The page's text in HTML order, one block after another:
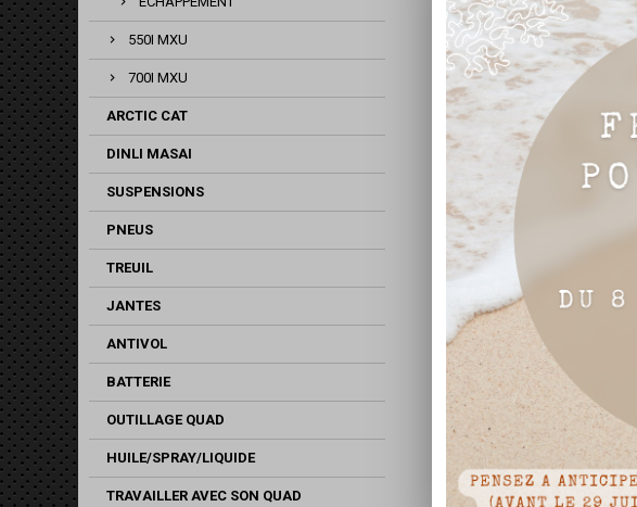
550I MXU
700I MXU
ARCTIC CAT
DINLI MASAI
SUSPENSIONS
PNEUS
TREUIL
JANTES
ANTIVOL
BATTERIE
OUTILLAGE QUAD
HUILE/SPRAY/LIQUIDE
TRAVAILLER AVEC SON QUAD